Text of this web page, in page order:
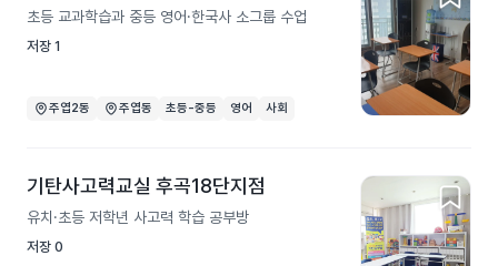
초등 교과학습과 중등 영어·한국사 소그룹 수업
저장 1
주엽2동 주엽동 초등-중등 영어 사회
기탄사고력교실 후곡18단지점
유치·초등 저학년 사고력 학습 공부방
저장 0